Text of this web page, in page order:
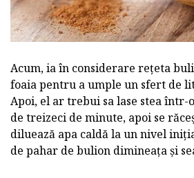
Acum, ia în considerare rețeta
foaia pentru a umple un sfert de
Apoi, el ar trebui sa lase stea într-
de treizeci de minute, apoi se
diluează apa caldă la un nivel
de pahar de bulion dimineața și